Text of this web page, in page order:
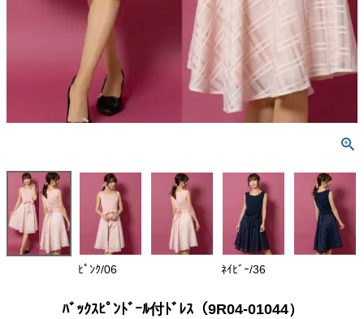
ﾋﾟﾝｸ/06 ﾈｲﾋﾞｰ/36
ﾊﾞｯｸｽﾋﾟﾝﾄﾞｰﾙ付ﾄﾞﾚｽ（9R04-01044）